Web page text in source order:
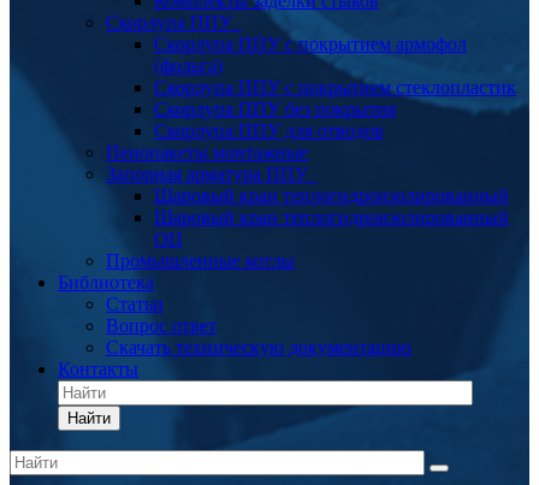
Скорлупа ППУ
Скорлупа ППУ с покрытием армофол
(фольга)
Скорлупа ППУ с покрытием стеклопластик
Скорлупа ППУ без покрытия
Скорлупа ППУ для отводов
Пенопакеты монтажные
Запорная арматура ППУ
Шаровый кран теплогидроизолированный
Шаровый кран теплогидроизолированный
ОЦ
Промышленные котлы
Библиотека
Статьи
Вопрос ответ
Скачать техническую документацию
Контакты
Найти